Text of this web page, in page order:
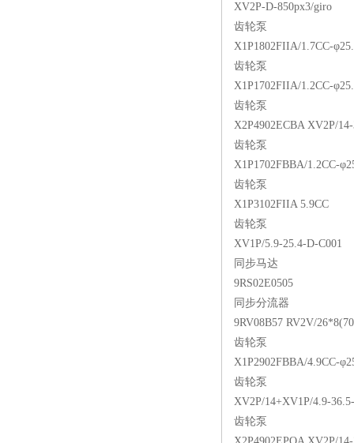
XV2P-D-850px3/giro
齿轮泵
X1P1802FIIA/1.7CC-
齿轮泵
X1P1702FIIA/1.2CC-
齿轮泵
X2P4902ECBA XV2P/
齿轮泵
X1P1702FBBA/1.2CC-
齿轮泵
X1P3102FIIA 5.9CC
齿轮泵
XV1P/5.9-25.4-D-C001
同步马达
9RS02E0505
同步分流器
9RV08B57 RV2V/
齿轮泵
X1P2902FBBA/4.9CC-
齿轮泵
XV2P/14+XV1P/4.9-
齿轮泵